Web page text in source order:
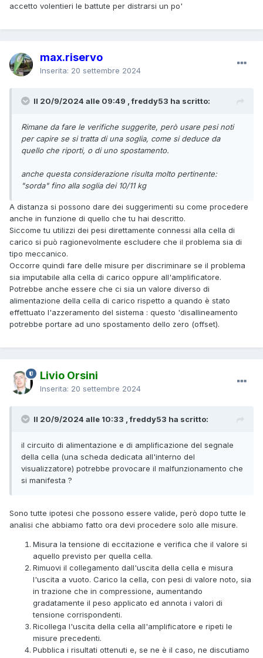
accetto volentieri le battute per distrarsi un po'
max.riservo
Inserita: 20 settembre 2024
Il 20/9/2024 alle 09:49 , freddy53 ha scritto:
Rimane da fare le verifiche suggerite, però usare pesi noti
per capire se si tratta di una soglia, come si deduce da
quello che riporti, o di uno spostamento.
anche questa considerazione risulta molto pertinente:
"sorda" fino alla soglia dei 10/11 kg
A distanza si possono dare dei suggerimenti su come procedere
anche in funzione di quello che tu hai descritto.
Siccome tu utilizzi dei pesi direttamente connessi alla cella di
carico si può ragionevolmente escludere che il problema sia di
tipo meccanico.
Occorre quindi fare delle misure per discriminare se il problema
sia imputabile alla cella di carico oppure all'amplificatore.
Potrebbe anche essere che ci sia un valore diverso di
alimentazione della cella di carico rispetto a quando è stato
effettuato l'azzeramento del sistema : questo 'disallineamento
potrebbe portare ad uno spostamento dello zero (offset).
Livio Orsini
Inserita: 20 settembre 2024
Il 20/9/2024 alle 10:33 , freddy53 ha scritto:
il circuito di alimentazione e di amplificazione del segnale
della cella (una scheda dedicata all'interno del
visualizzatore) potrebbe provocare il malfunzionamento che
si manifesta ?
Sono tutte ipotesi che possono essere valide, però dopo tutte le
analisi che abbiamo fatto ora devi procedere solo alle misure.
Misura la tensione di eccitazione e verifica che il valore si
aquello previsto per quella cella.
Rimuovi il collegamento dall'uscita della cella e misura
l'uscita a vuoto. Carico la cella, con pesi di valore noto, sia
in trazione che in compressione, aumentando
gradatamente il peso applicato ed annota i valori di
tensione corrispondenti.
Ricollega l'uscita della cella all'amplificatore e ripeti le
misure precedenti.
Pubblica i risultati ottenuti e, se ne è il caso, ne discutiamo